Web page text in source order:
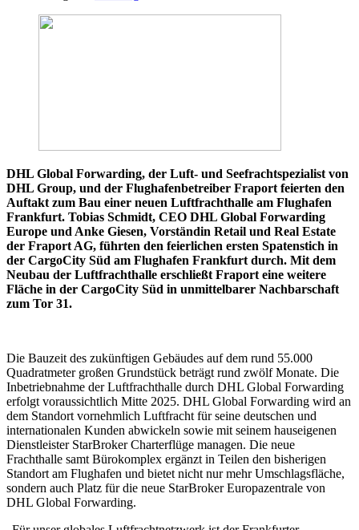
DHL Global Forwarding, der Luft- und Seefrachtspezialist von
DHL Group, und der Flughafenbetreiber Fraport feierten den
Auftakt zum Bau einer neuen Luftfrachthalle am Flughafen
Frankfurt. Tobias Schmidt, CEO DHL Global Forwarding
Europe und Anke Giesen, Vorständin Retail und Real Estate
der Fraport AG, führten den feierlichen ersten Spatenstich in
der CargoCity Süd am Flughafen Frankfurt durch. Mit dem
Neubau der Luftfrachthalle erschließt Fraport eine weitere
Fläche in der CargoCity Süd in unmittelbarer Nachbarschaft
zum Tor 31.
Die Bauzeit des zukünftigen Gebäudes auf dem rund 55.000
Quadratmeter großen Grundstück beträgt rund zwölf Monate. Die
Inbetriebnahme der Luftfrachthalle durch DHL Global Forwarding
erfolgt voraussichtlich Mitte 2025. DHL Global Forwarding wird an
dem Standort vornehmlich Luftfracht für seine deutschen und
internationalen Kunden abwickeln sowie mit seinem hauseigenen
Dienstleister StarBroker Charterflüge managen. Die neue
Frachthalle samt Bürokomplex ergänzt in Teilen den bisherigen
Standort am Flughafen und bietet nicht nur mehr Umschlagsfläche,
sondern auch Platz für die neue StarBroker Europazentrale von
DHL Global Forwarding.